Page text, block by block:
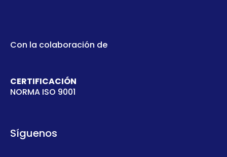
Con la colaboración de
CERTIFICACIÓN
NORMA ISO 9001
Síguenos